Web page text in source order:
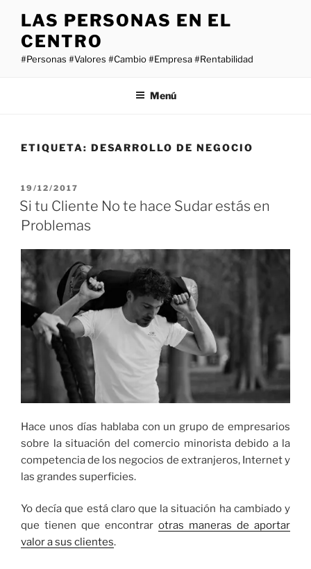
contenido
LAS PERSONAS EN EL
CENTRO
#Personas #Valores #Cambio #Empresa #Rentabilidad
Menú
ETIQUETA: DESARROLLO DE NEGOCIO
PUBLICADO
EL
19/12/2017
Si tu Cliente No te hace Sudar estás en
Problemas
Hace unos días hablaba con un grupo de empresarios
sobre la situación del comercio minorista debido a la
competencia de los negocios de extranjeros, Internet y
las grandes superficies.
Yo decía que está claro que la situación ha cambiado y
que tienen que encontrar otras maneras de aportar
valor a sus clientes.